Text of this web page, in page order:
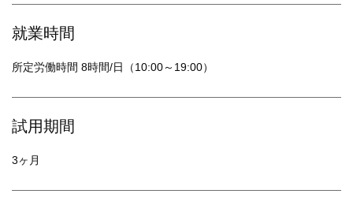
就業時間
所定労働時間 8時間/日（10:00～19:00）
試用期間
3ヶ月